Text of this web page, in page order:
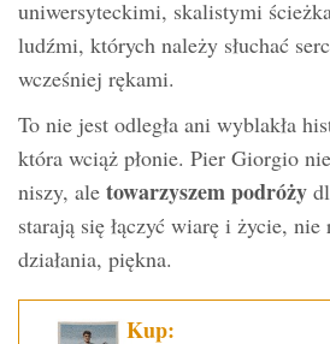
uniwersyteckimi, skalistymi
ludźmi, których należy słuchać
wcześniej rękami.
To nie jest odległa ani wyblakła
która wciąż płonie. Pier Giorgio
niszy, ale towarzyszem podróży
starają się łączyć wiarę i życie,
działania, piękna.
Kup: